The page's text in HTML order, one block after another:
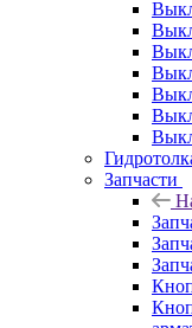
Запчасти